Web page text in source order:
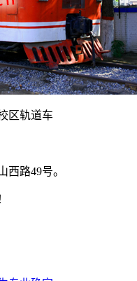
区轨道车
路49号。